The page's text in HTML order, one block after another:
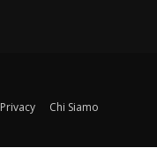
Privacy
Chi Siamo